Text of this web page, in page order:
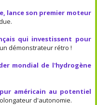
lance son premier moteur
qui investissent pour
démonstrateur rétro !
mondial de l'hydrogène
américain au potentiel
d'autonomie.